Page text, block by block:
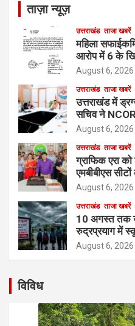
ताज़ा न्यूज़
उत्तराखंड ताजा खबरें
महिला
आरोप में 6 के
August 6, 2026
उत्तराखंड ताजा खबरें
उत्तराखंड में
सचिव ने
August 6, 2026
उत्तराखंड ताजा खबरें
ग्राफिक एरा
एमबीबीएस
August 6, 2026
उत्तराखंड ताजा खबरें
10 अगस्त तक
रुद्रप्रयाग में
August 6, 2026
विविध